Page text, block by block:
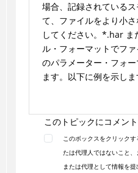
場合、記録されている
て、ファイルをより小
してください。*.har
ル・フォーマットでフ
のパラメーター・フォ
ます。以下に例を示しま
このトピックにコメン
このボックスをクリック
たは代理人ではないこと
または代理として情報を